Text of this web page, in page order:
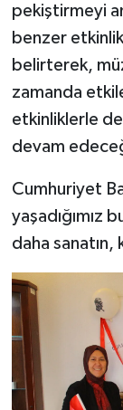
pekiştirmeyi
benzer
belirterek,
zamanda
etkinliklerle de
devam
Cumhuriyet
yaşadığımız
daha